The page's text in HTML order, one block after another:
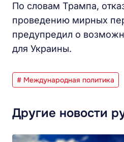
По словам Трампа,
проведению мирных
предупредил о
для Украины.
# Международная политика
Другие новости